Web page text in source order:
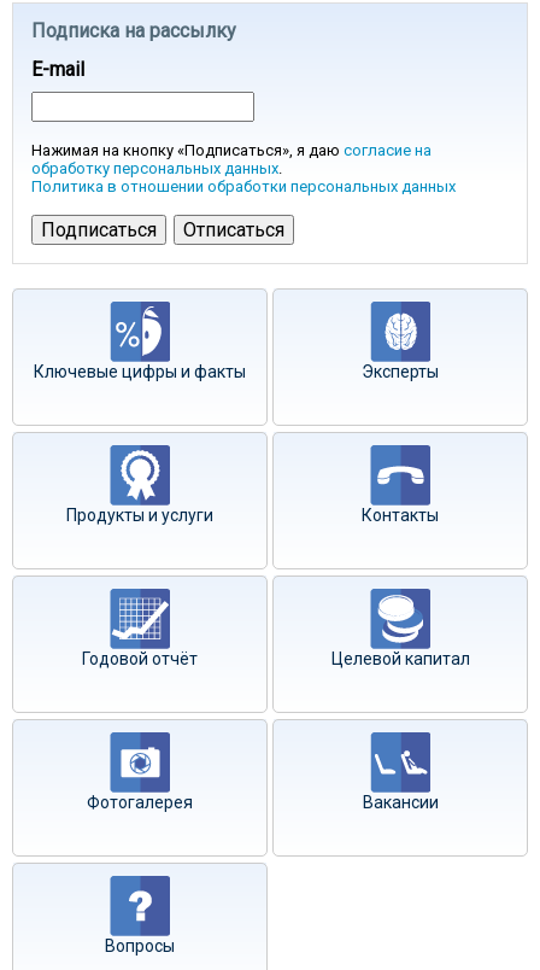
Подписка на рассылку
E-mail
Нажимая на кнопку «Подписаться», я даю согласие на
обработку персональных данных.
Политика в отношении обработки персональных данных
Ключевые цифры и факты Эксперты
Продукты и услуги Контакты
Годовой отчёт Целевой капитал
Фотогалерея Вакансии
Вопросы